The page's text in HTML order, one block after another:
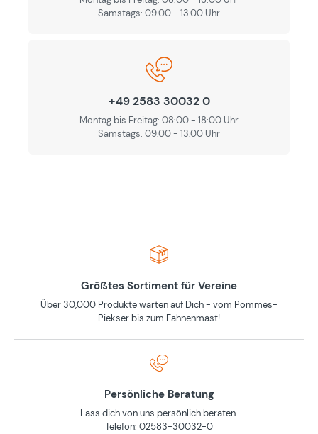
Samstags: 09.00 - 13.00 Uhr
+49 2583 30032 0
Montag bis Freitag: 08:00 - 18:00 Uhr
Samstags: 09.00 - 13.00 Uhr
Größtes Sortiment für Vereine
Über 30,000 Produkte warten auf Dich - vom Pommes-
Piekser bis zum Fahnenmast!
Persönliche Beratung
Lass dich von uns persönlich beraten.
Telefon: 02583-30032-0